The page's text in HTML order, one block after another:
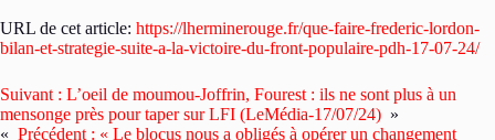
URL de cet article: https://lherminerouge.fr/que-faire-frederic-lordon-
bilan-et-strategie-suite-a-la-victoire-du-front-populaire-pdh-17-07-24/
Suivant : L’oeil de moumou-Joffrin, Fourest : ils ne sont plus à un
mensonge près pour taper sur LFI (LeMédia-17/07/24) »
« Précédent : « Le blocus nous a obligés à opérer un changement